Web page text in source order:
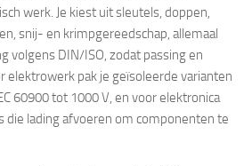
werk. Je kiest uit sleutels, doppen,
snij- en krimpgereedschap, allemaal
volgens DIN/ISO, zodat passing en
elektrowerk pak je geïsoleerde varianten
60900 tot 1000 V, en voor elektronica
die lading afvoeren om componenten te